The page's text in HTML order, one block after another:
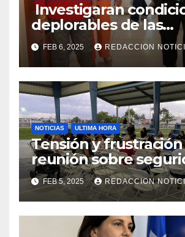
Investigaran
deplorables de las
facilidades el
de la Salud en
FEB 6, 2025 REDACCION
NOTICIAS ULTIMA HORA
Tensión y
reunión sobre
Reparto
FEB 5, 2025 REDACCION